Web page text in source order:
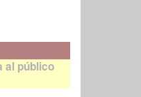
al público